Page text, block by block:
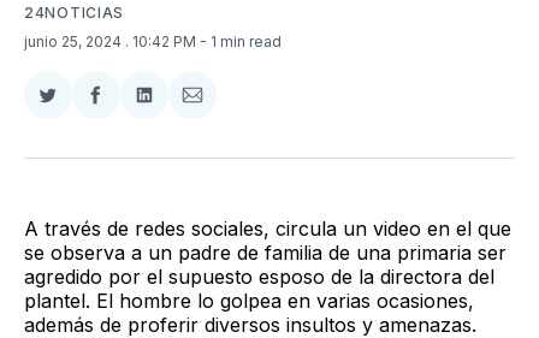
24NOTICIAS
junio 25, 2024 . 10:42 PM - 1 min read
Compartir
Twitter
Compartir
Facebook
Compartir
LinkedIn
Compartir
Email
A través de redes sociales, circula un video en el que
se observa a un padre de familia de una primaria ser
agredido por el supuesto esposo de la directora del
plantel. El hombre lo golpea en varias ocasiones,
además de proferir diversos insultos y amenazas.